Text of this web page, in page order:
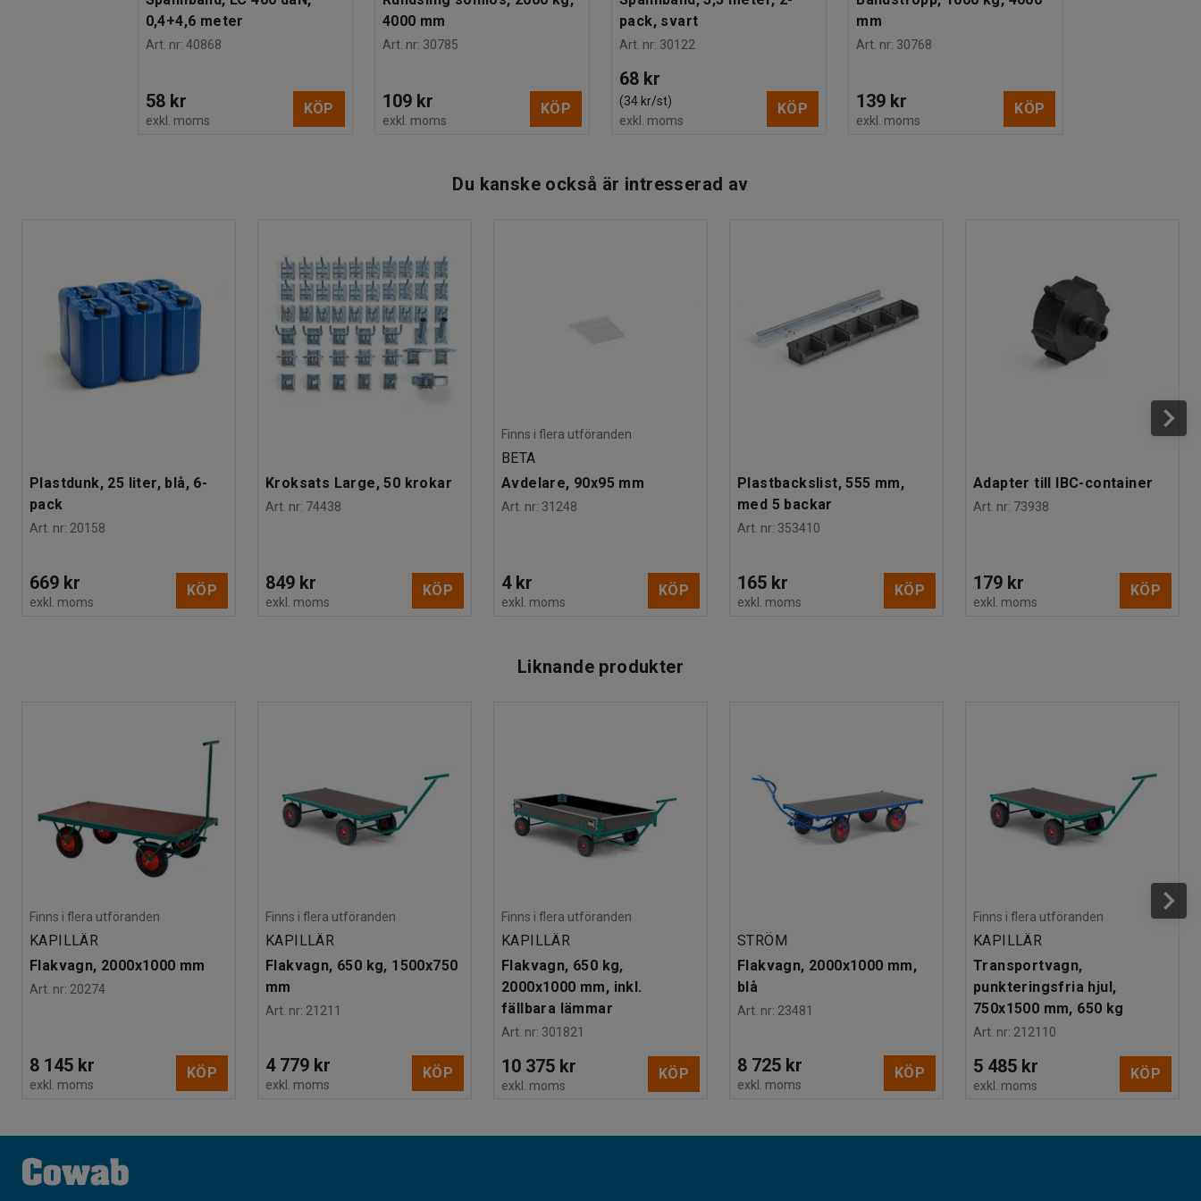
0,4+4,6 meter
Art. nr: 40868
58 kr
exkl. moms
KÖP
4000 mm
Art. nr: 30785
109 kr
exkl. moms
KÖP
pack, svart
Art. nr: 30122
68 kr
(34 kr/st)
exkl. moms
KÖP
mm
Art. nr: 30768
139 kr
exkl. moms
KÖP
Du kanske också är intresserad av
Plastdunk, 25 liter, blå, 6-
pack
Art. nr: 20158
669 kr
exkl. moms
KÖP
Kroksats Large, 50 krokar
Art. nr: 74438
849 kr
exkl. moms
KÖP
Finns i flera utföranden
BETA
Avdelare, 90x95 mm
Art. nr: 31248
4 kr
exkl. moms
KÖP
Plastbackslist, 555 mm,
med 5 backar
Art. nr: 353410
165 kr
exkl. moms
KÖP
Adapter till IBC-container
Art. nr: 73938
179 kr
exkl. moms
KÖP
Liknande produkter
Finns i flera utföranden
KAPILLÄR
Flakvagn, 2000x1000 mm
Art. nr: 20274
8 145 kr
exkl. moms
KÖP
Finns i flera utföranden
KAPILLÄR
Flakvagn, 650 kg, 1500x750
mm
Art. nr: 21211
4 779 kr
exkl. moms
KÖP
Finns i flera utföranden
KAPILLÄR
Flakvagn, 650 kg,
2000x1000 mm, inkl.
fällbara lämmar
Art. nr: 301821
10 375 kr
exkl. moms
KÖP
STRÖM
Flakvagn, 2000x1000 mm,
blå
Art. nr: 23481
8 725 kr
exkl. moms
KÖP
Finns i flera utföranden
KAPILLÄR
Transportvagn,
punkteringsfria hjul,
750x1500 mm, 650 kg
Art. nr: 212110
5 485 kr
exkl. moms
KÖP